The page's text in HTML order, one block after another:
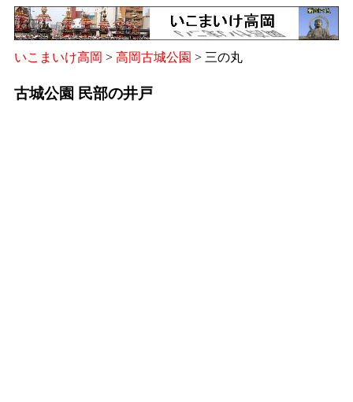
いこまいけ高岡 > 高岡古城公園 > 三の丸
古城公園 民部の井戸